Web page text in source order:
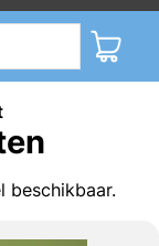
beschikbaar.